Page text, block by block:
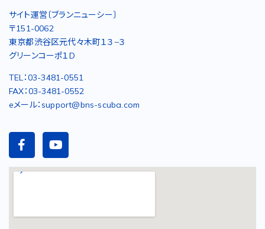
サイト運営〔ブランニューシー〕
〒151-0062
東京都渋谷区元代々木町１３−３
グリーンコーポ１D
TEL：03-3481-0551
FAX：03-3481-0552
eメール：support@bns-scuba.com